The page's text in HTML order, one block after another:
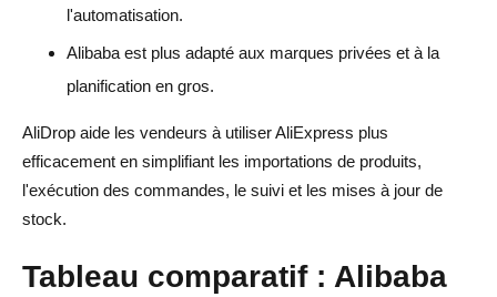
l'automatisation.
Alibaba est plus adapté aux marques privées et à la
planification en gros.
AliDrop aide les vendeurs à utiliser AliExpress plus
efficacement en simplifiant les importations de produits,
l'exécution des commandes, le suivi et les mises à jour de
stock.
Tableau comparatif : Alibaba